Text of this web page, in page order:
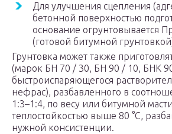
Для улучшения сцепления
бетонной поверхностью
основание огрунтовывается
(готовой битумной
Грунтовка может также
(марок БН 70 / 30, БН 90 / 10, БНК
быстроиспаряющегося
нефрас), разбавленного в
1:3–1:4, по весу или битумной
теплостойкостью выше 80 °С,
нужной консистенции.